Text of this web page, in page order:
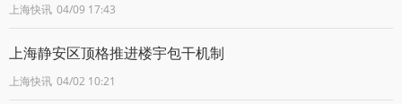
上海快讯 04/09 17:43
上海静安区顶格推进楼宇包干机制
上海快讯 04/02 10:21